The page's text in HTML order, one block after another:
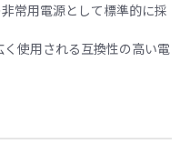
常用電源として標準的に採
使用される互換性の高い電